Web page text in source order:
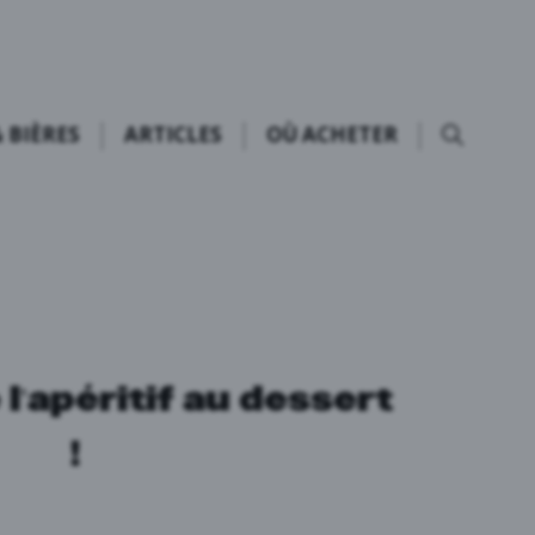
ARTICLES OÙ ACHETER
l’apéritif au dessert
!